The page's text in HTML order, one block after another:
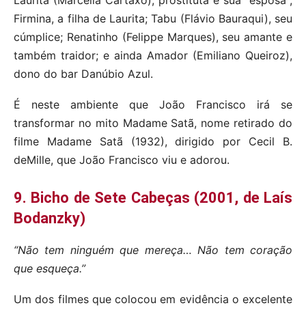
Firmina, a filha de Laurita; Tabu (Flávio Bauraqui), seu
cúmplice; Renatinho (Felippe Marques), seu amante e
também traidor; e ainda Amador (Emiliano Queiroz),
dono do bar Danúbio Azul.
É neste ambiente que João Francisco irá se
transformar no mito Madame Satã, nome retirado do
filme Madame Satã (1932), dirigido por Cecil B.
deMille, que João Francisco viu e adorou.
9. Bicho de Sete Cabeças (2001, de Laís
Bodanzky)
“Não tem ninguém que mereça… Não tem coração
que esqueça.”
Um dos filmes que colocou em evidência o excelente